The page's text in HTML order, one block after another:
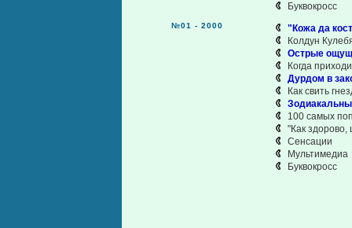
Буквокросс
№01 - 2000
"Кожа да
Колдун
Острые
Когда
Дурдом в
Как свить
100 самых
"Как здорово,
Сенсации
Мультимедиа
Буквокросс